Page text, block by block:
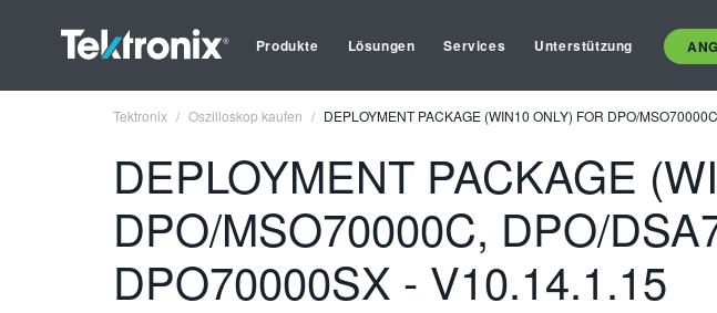
Produkte Lösungen Services Unterstützung
Tektronix Oszilloskop kaufen DEPLOYMENT PACKAGE (WIN10 ONLY) FOR DPO/
DEPLOYMENT PACKAGE
DPO/MSO70000C, DPO/
DPO70000SX - V10.14.1.15